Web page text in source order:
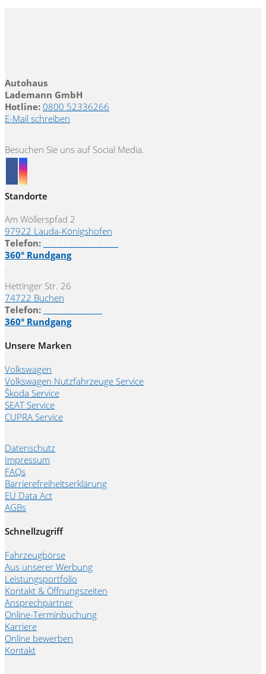
Autohaus
Lademann GmbH
Hotline: 0800 52336266
E-Mail schreiben
Besuchen Sie uns auf Social Media.
Standorte
Am Wöllerspfad 2
97922 Lauda-Königshofen
Telefon:
360° Rundgang
Hettinger Str. 26
74722 Buchen
Telefon:
360° Rundgang
Unsere Marken
Volkswagen
Volkswagen Nutzfahrzeuge Service
Škoda Service
SEAT Service
CUPRA Service
Datenschutz
Impressum
FAQs
Barrierefreiheitserklärung
EU Data Act
AGBs
Schnellzugriff
Fahrzeugbörse
Aus unserer Werbung
Leistungsportfolio
Kontakt & Öffnungszeiten
Ansprechpartner
Online-Terminbuchung
Karriere
Online bewerben
Kontakt